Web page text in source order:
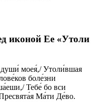
иконой Ее «Утоли
моея́,/ Утоли́вшая
боле́зни
Тебе́ бо вси
Ма́ти Де́во.